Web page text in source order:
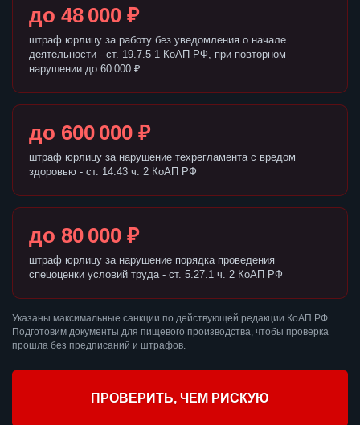
до 48 000 ₽
штраф юрлицу за работу без уведомления о начале
деятельности - ст. 19.7.5-1 КоАП РФ, при повторном
нарушении до 60 000 ₽
до 600 000 ₽
штраф юрлицу за нарушение техрегламента с вредом
здоровью - ст. 14.43 ч. 2 КоАП РФ
до 80 000 ₽
штраф юрлицу за нарушение порядка проведения
спецоценки условий труда - ст. 5.27.1 ч. 2 КоАП РФ
Указаны максимальные санкции по действующей редакции КоАП РФ.
Подготовим документы для пищевого производства, чтобы проверка
прошла без предписаний и штрафов.
ПРОВЕРИТЬ, ЧЕМ РИСКУЮ